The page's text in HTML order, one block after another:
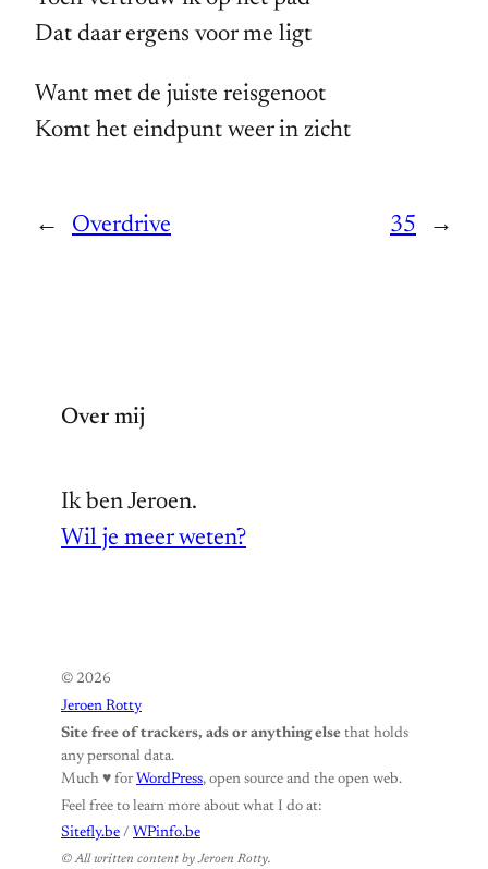
Dat daar ergens voor me ligt
Want met de juiste reisgenoot
Komt het eindpunt weer in zicht
← Overdrive 35 →
Over mij
Ik ben Jeroen.
Wil je meer weten?
© 2026
Jeroen Rotty
Site free of trackers, ads or anything else that holds
any personal data.
Much ♥️ for WordPress, open source and the open web.
Feel free to learn more about what I do at:
Sitefly.be / WPinfo.be
© All written content by Jeroen Rotty.